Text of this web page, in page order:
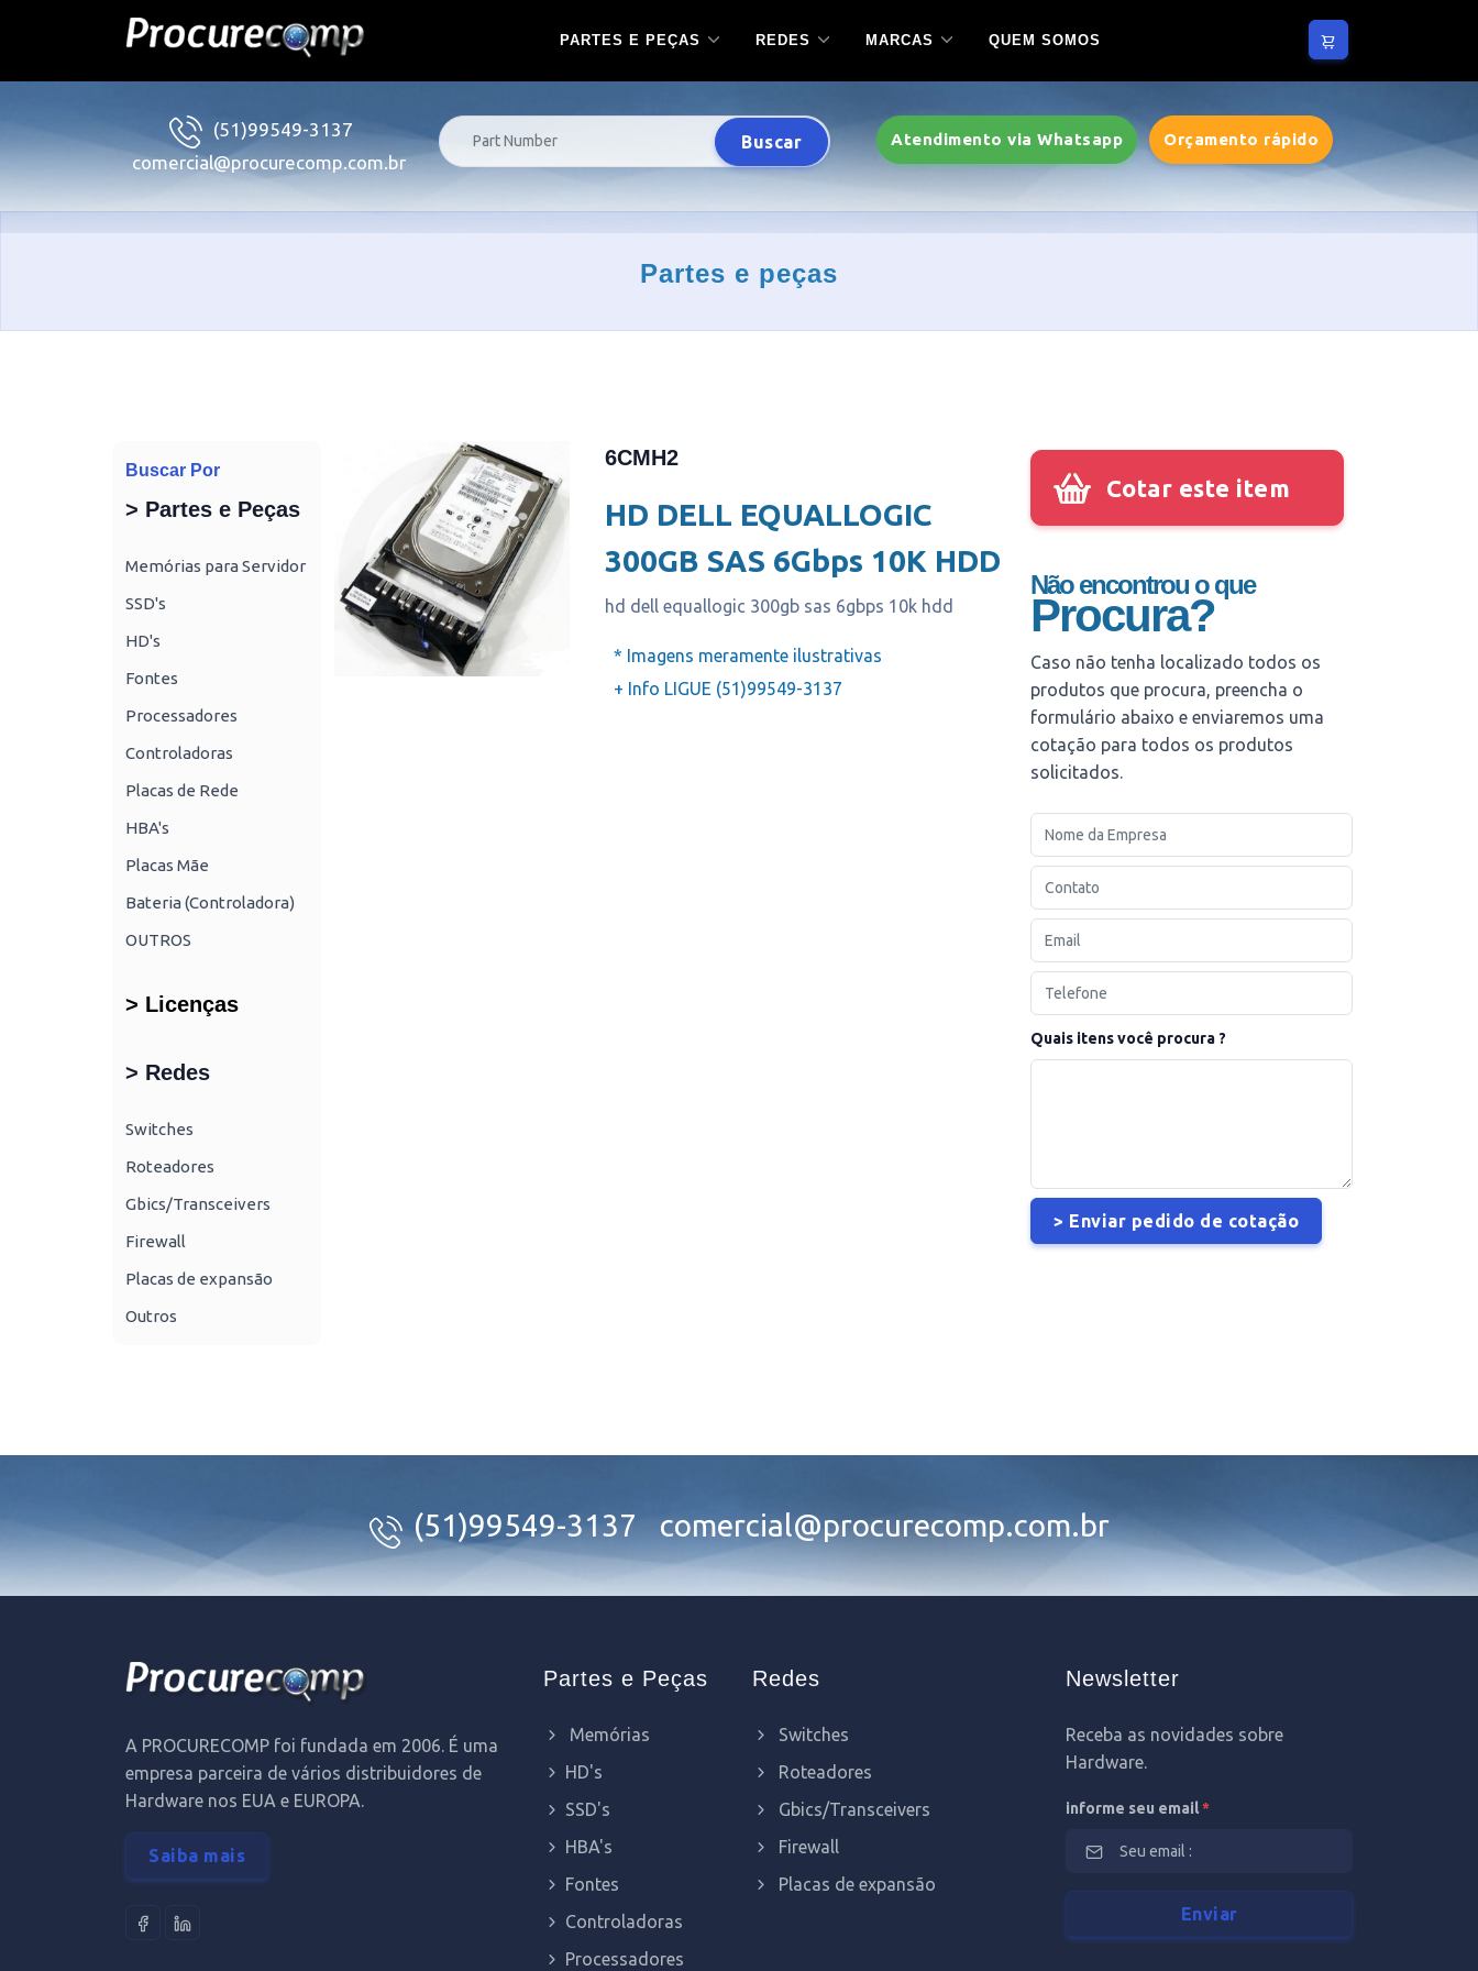
PARTES E PEÇAS REDES MARCAS QUEM SOMOS
(51)99549-3137
comercial@procurecomp.com.br
Buscar Atendimento via Whatsapp Orçamento rápido
Partes e peças
Buscar Por
> Partes e Peças
Memórias para Servidor
SSD's
HD's
Fontes
Processadores
Controladoras
Placas de Rede
HBA's
Placas Mãe
Bateria (Controladora)
OUTROS
> Licenças
> Redes
Switches
Roteadores
Gbics/Transceivers
Firewall
Placas de expansão
Outros
6CMH2
HD DELL EQUALLOGIC
300GB SAS 6Gbps 10K HDD
hd dell equallogic 300gb sas 6gbps 10k hdd
* Imagens meramente ilustrativas
+ Info LIGUE (51)99549-3137
Cotar este item
Não encontrou o que
Procura?
Caso não tenha localizado todos os
produtos que procura, preencha o
formulário abaixo e enviaremos uma
cotação para todos os produtos
solicitados.
Quais itens você procura ?
(51)99549-3137 comercial@procurecomp.com.br
A PROCURECOMP foi fundada em 2006. É uma
empresa parceira de vários distribuidores de
Hardware nos EUA e EUROPA.
Saiba mais
Partes e Peças
Memórias
HD's
SSD's
HBA's
Fontes
Controladoras
Processadores
Redes
Switches
Roteadores
Gbics/Transceivers
Firewall
Placas de expansão
Newsletter
Receba as novidades sobre
Hardware.
informe seu email*